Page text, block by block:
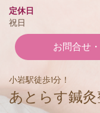
定休日
祝日
お問合せ
小岩駅徒歩1分！
あとらす鍼